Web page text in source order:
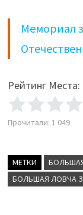
Мемориал
Рейтинг Места:
Прочитали: 1 049
МЕТКИ
БОЛЬШАЯ ЛОВЧА